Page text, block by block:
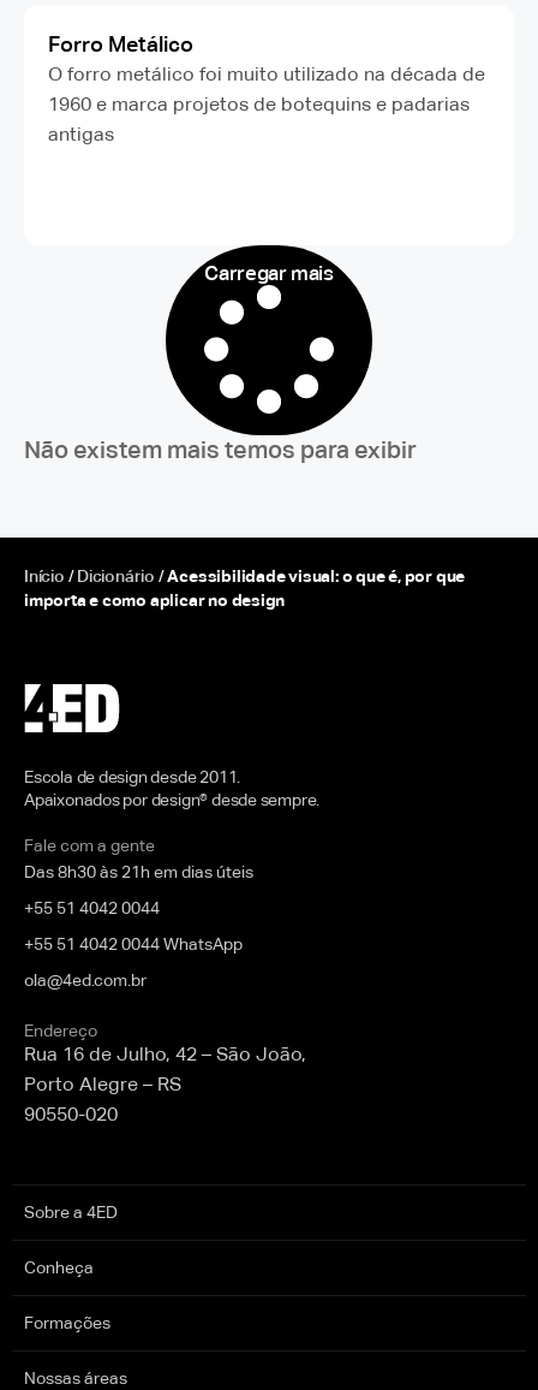
Forro Metálico
O forro metálico foi muito utilizado na década de
1960 e marca projetos de botequins e padarias
antigas
Carregar mais
Não existem mais temos para exibir
Início /Dicionário /Acessibilidade visual: o que é, por que
importa e como aplicar no design
Escola de design desde 2011.
Apaixonados por design® desde sempre.
Fale com a gente
Das 8h30 às 21h em dias úteis
+55 51 4042 0044
+55 51 4042 0044 WhatsApp
ola@4ed.com.br
Endereço
Rua 16 de Julho, 42 – São João,
Porto Alegre – RS
90550-020
Sobre a 4ED
Conheça
Formações
Nossas áreas